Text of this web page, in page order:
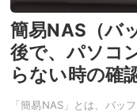
簡易NAS（バ
後で、パソコ
らない時の確
「簡易NAS」とは、バッ